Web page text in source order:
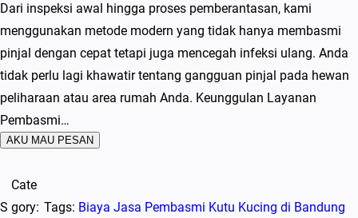
Dari inspeksi awal hingga proses pemberantasan, kami
menggunakan metode modern yang tidak hanya membasmi
pinjal dengan cepat tetapi juga mencegah infeksi ulang. Anda
tidak perlu lagi khawatir tentang gangguan pinjal pada hewan
peliharaan atau area rumah Anda. Keunggulan Layanan
Pembasmi…
AKU MAU PESAN
S
Cate
gory: Tags: Biaya Jasa Pembasmi Kutu Kucing di Bandung